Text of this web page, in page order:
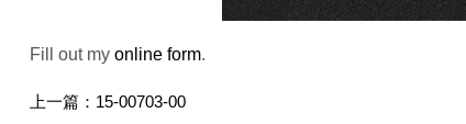
Fill out my online form.
上一篇： 15-00703-00